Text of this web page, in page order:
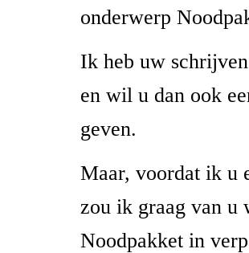
onderwerp
Ik heb uw
en wil u dan ook
geven.
Maar, voordat ik u
zou ik graag van u
Noodpakket in